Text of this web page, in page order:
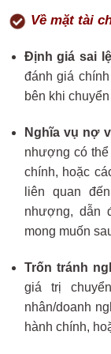
Về mặt tài
Định giá sai
đánh giá
bên khi
Nghĩa vụ nợ
nhượng có
chính, hoặc
liên quan
nhượng, dẫn
mong muốn
Trốn tránh
giá trị
nhân/doanh
hành chính,